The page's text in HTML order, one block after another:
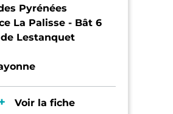
Pyrénées
La Palisse - Bât 6
Lestanquet
Voir la fiche